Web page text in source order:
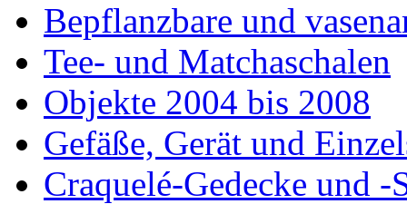
Bepflanzbare und
Tee- und Matchaschalen
Objekte 2004 bis 2008
Gefäße, Gerät und
Craquelé-Gedecke und